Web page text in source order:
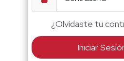
¿Olvidaste tu
Iniciar